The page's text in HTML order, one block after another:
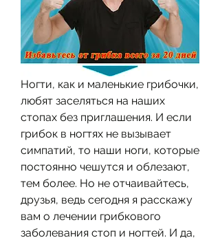
Ногти, как и маленькие грибочки,
любят заселяться на наших
стопах без приглашения. И если
грибок в ногтях не вызывает
симпатий, то наши ноги, которые
постоянно чешутся и облезают,
тем более. Но не отчаивайтесь,
друзья, ведь сегодня я расскажу
вам о лечении грибкового
заболевания стоп и ногтей. И да,